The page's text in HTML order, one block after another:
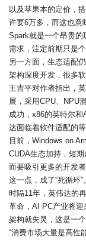
以及苹果本的定价，
许要6万多，而这也意
Spark就是一个昂贵的
需求，注定前期只是个
另一方面，生态适配
架构深度开发，很多
王吉平对作者指出，
展，采用CPU、NPU
成功，x86的英特尔
达面临着软件适配的等
目前，Windows on
CUDA生态加持，短
而要吸引更多的开发
这一点，成了“死循环”。
时隔11年，英伟达的
革命，AI PC产业将迎
架构就失灵，这是一
“消费市场大量是高性